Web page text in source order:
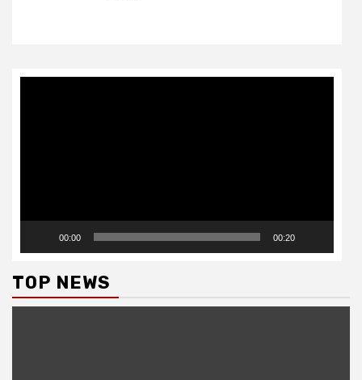
00:00 00:20
TOP NEWS